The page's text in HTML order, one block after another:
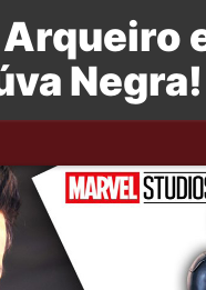
Arqueiro
Negra!